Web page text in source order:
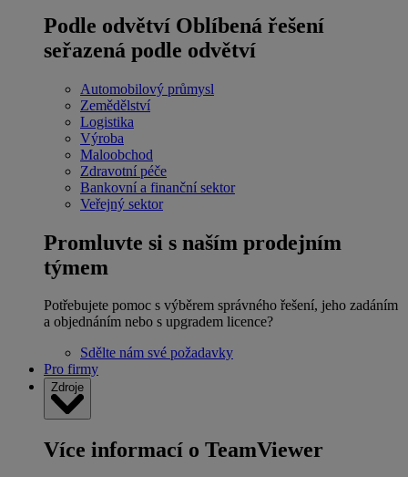
Podle odvětví Oblíbená řešení
seřazená podle odvětví
Automobilový průmysl
Zemědělství
Logistika
Výroba
Maloobchod
Zdravotní péče
Bankovní a finanční sektor
Veřejný sektor
Promluvte si s naším prodejním
týmem
Potřebujete pomoc s výběrem správného řešení, jeho zadáním
a objednáním nebo s upgradem licence?
Sdělte nám své požadavky
Pro firmy
Zdroje
Více informací o TeamViewer